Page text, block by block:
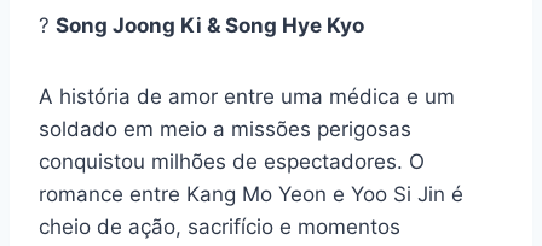
? Song Joong Ki & Song Hye Kyo
A história de amor entre uma médica e um
soldado em meio a missões perigosas
conquistou milhões de espectadores. O
romance entre Kang Mo Yeon e Yoo Si Jin é
cheio de ação, sacrifício e momentos